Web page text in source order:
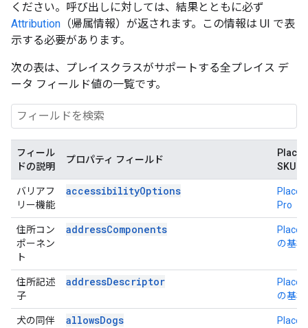
ください。呼び出しに対しては、結果とともに必ず
Attribution （帰属情報）が返されます。この情報は UI で表
示する必要があります。
次の表は、プレイスクラスがサポートする全プレイス デ
ータ フィールド値の一覧です。
フィール
ドの説明
プロパティ フィールド
Place
SKU
バリアフ
リー機能
accessibilityOptions
Place
Pro
住所コン
ポーネン
ト
addressComponents
Place
の基本
住所記述
子
addressDescriptor
Place
の基本
犬の同伴
allowsDogs
Place